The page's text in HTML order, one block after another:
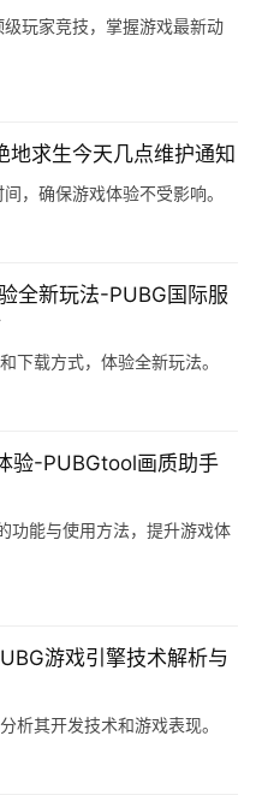
玩家竞技，掌握游戏最新动
求生今天几点维护通知
，确保游戏体验不受影响。
全新玩法-PUBG国际服
下载方式，体验全新玩法。
验-PUBGtool画质助手
功能与使用方法，提升游戏体
游戏引擎技术解析与
析其开发技术和游戏表现。